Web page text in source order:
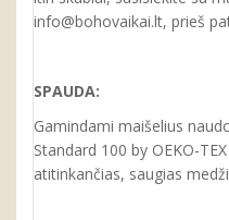
info@bohovaikai.lt, prieš
SPAUDA:
Gamindami maišelius
Standard 100 by OEKO-
atitinkančias, saugias